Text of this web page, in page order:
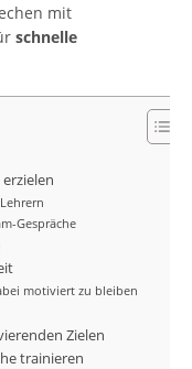
mit
schnelle
Gespräche
motiviert zu bleiben
Zielen
trainieren